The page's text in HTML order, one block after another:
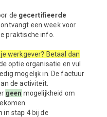
de gecertifieerde
ontvangt een week voor
praktische info.
werkgever? Betaal dan
optie organisatie en vul
mogelijk in. De factuur
de activiteit.
geen mogelijkheid om
in stap 4 bij de